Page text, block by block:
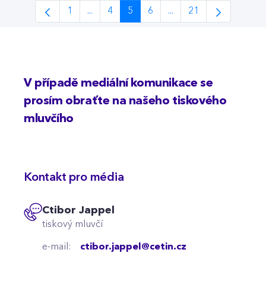
Stránka
1 ...
Intermediate Pages Use TAB to navigate.
Stránka
4
Stránka
5
Stránka
6 ...
Intermediate Pages
Stránka
21
V případě mediální komunikace se
prosím obraťte na našeho tiskového
mluvčího
Kontakt pro média
Ctibor Jappel
tiskový mluvčí
e-mail: ctibor.jappel@cetin.cz